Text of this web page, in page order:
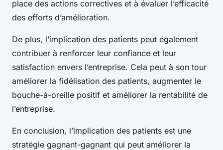
place des actions correctives et à évaluer l’efficacité
des efforts d’amélioration.
De plus, l’implication des patients peut également
contribuer à renforcer leur confiance et leur
satisfaction envers l’entreprise. Cela peut à son tour
améliorer la fidélisation des patients, augmenter le
bouche-à-oreille positif et améliorer la rentabilité de
l’entreprise.
En conclusion, l’implication des patients est une
stratégie gagnant-gagnant qui peut améliorer la